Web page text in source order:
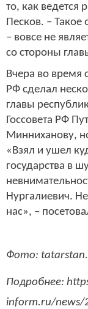
то, как ведется
Песков. –
– вовсе не
со стороны
Вчера во время
РФ сделал
главы
Госсовета РФ
Минниханову,
«Взял и ушел
государства в
Нургалиевич.
нас», –
Фото:
Подробнее:
inform.ru/